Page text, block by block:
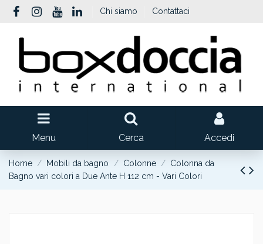
Chi siamo Contattaci
Menu Cerca Accedi
Home Mobili da bagno Colonne
Colonna da
Bagno vari colori a Due Ante H 112 cm - Vari Colori